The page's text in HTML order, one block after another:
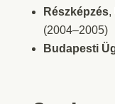
Részképzés,
(2004–2005)
Budapesti